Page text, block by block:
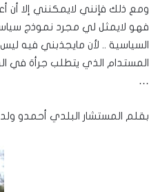
ومع ذلك فإنني لايمكنني إلا أن
فهو لايمثل لي مجرد نموذج
السياسية .. لأن مايجذبني فيه ليس
المستدام الذي يتطلب جرأة في
…
بقلم المستشار البلدي أحمدو